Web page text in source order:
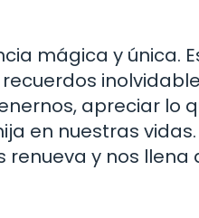
mágica y única.
apreciar lo
en nuestras vidas.
y nos llena